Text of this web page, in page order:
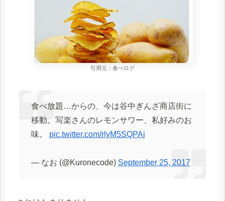
引用元：食べログ
食べ放題…からの、今は谷中ぎんざ商店街に
移動。写楽さんのレモンサワー、私好みのお
味。 pic.twitter.com/rlyM5SQPAj
— なお (@Kuronecode) September 25, 2017